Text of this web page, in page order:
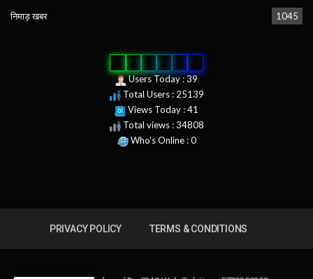
निमाड़ खबर 1045
Users Today : 39
Total Users : 25139
Views Today : 41
Total views : 34808
Who's Online : 0
PRIVACY POLICY TERMS & CONDITIONS